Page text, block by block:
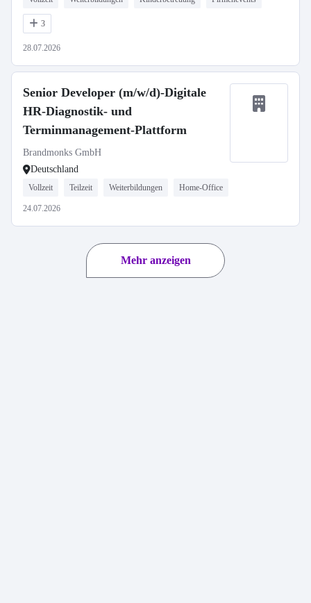
3
28.07.2026
Senior Developer (m/w/d)-Digitale
HR-Diagnostik- und
Terminmanagement-Plattform
Brandmonks GmbH
Deutschland
Vollzeit Teilzeit Weiterbildungen Home-Office
24.07.2026
Mehr anzeigen